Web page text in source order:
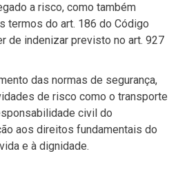
a risco, como também
termos do art. 186 do Código
de indenizar previsto no art. 927
das normas de segurança,
de risco como o transporte
civil do
aos direitos fundamentais do
e à dignidade.